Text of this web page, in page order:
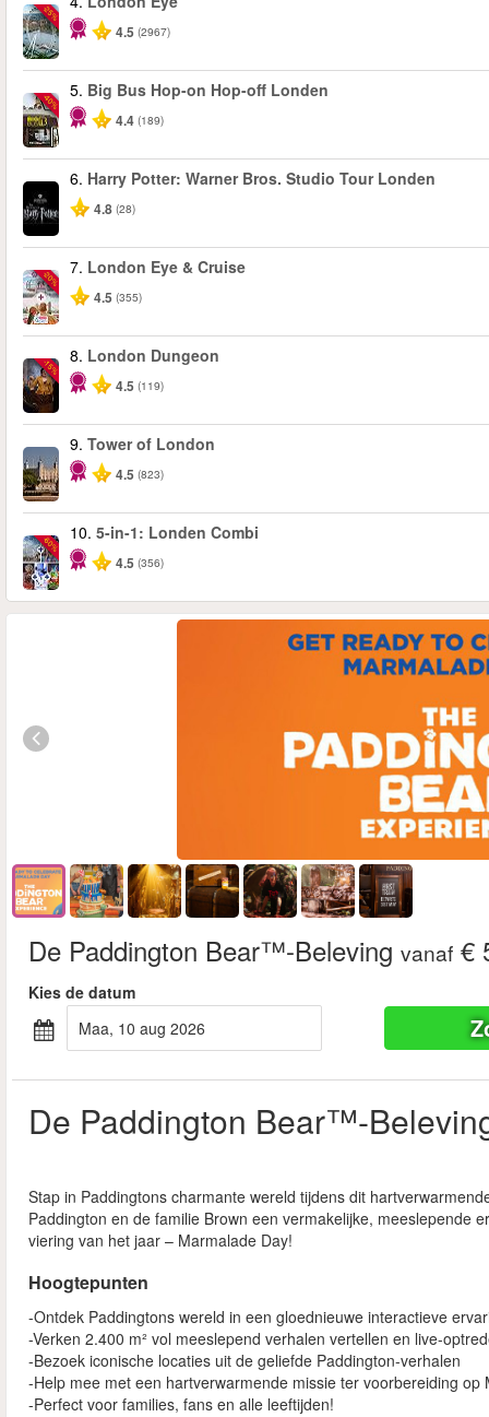
-25%
4.5 (2967)
-40%
5. Big Bus Hop-on Hop-off Londen
4.4 (189)
6. Harry Potter: Warner Bros. Studio Tour Londen
4.8 (28)
-20%
7. London Eye & Cruise
4.5 (355)
-15%
8. London Dungeon
4.5 (119)
9. Tower of London
4.5 (823)
-60%
10. 5-in-1: Londen Combi
4.5 (356)
De Paddington Bear™-Beleving vanaf €
Kies de datum
maa, 10 aug 2026
De Paddington Bear™-
Stap in Paddingtons charmante wereld tijdens dit
Paddington en de familie Brown een vermakelijke, meeslepende
viering van het jaar – Marmalade Day!
Hoogtepunten
-Ontdek Paddingtons wereld in een gloednieuwe interactieve
-Verken 2.400 m² vol meeslepend verhalen vertellen en live-
-Bezoek iconische locaties uit de geliefde Paddington-verhalen
-Help mee met een hartverwarmende missie ter voorbereiding op
-Perfect voor families, fans en alle leeftijden!